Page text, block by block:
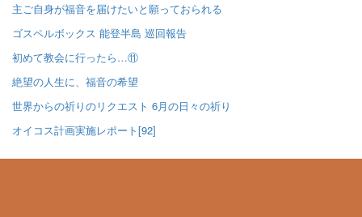
主ご自身が福音を届けたいと願っておられる
ゴスペルボックス 能登半島 巡回報告
初めて教会に行ったら…⑪
絶望の人生に、福音の希望
世界からの祈りのリクエスト 6月の日々の祈り
オイコス計画実施レポート[92]